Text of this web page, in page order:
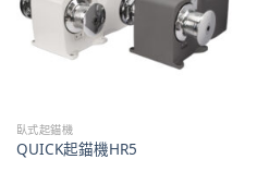
臥式起錨機
QUICK起錨機HR5